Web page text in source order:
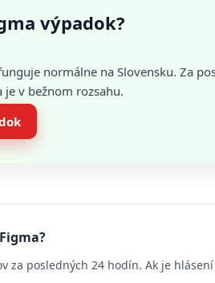
výpadok?
normálne na Slovensku. Za
je v bežnom rozsahu.
za posledných 24 hodín. Ak je